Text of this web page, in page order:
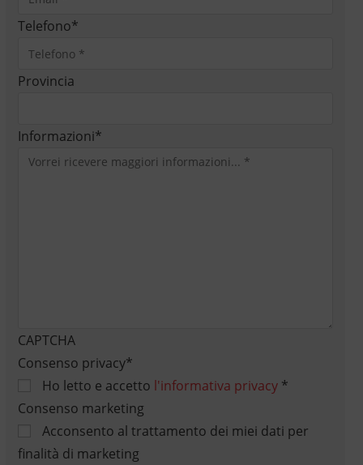
Telefono*
Provincia
Informazioni*
CAPTCHA
Consenso privacy*
Ho letto e accetto l'informativa privacy*
Consenso marketing
Acconsento al trattamento dei miei dati per
finalità di marketing